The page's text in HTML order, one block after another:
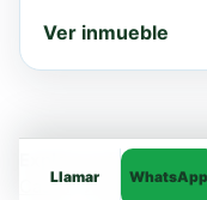
Ver inmueble
Llamar WhatsApp
Explora más
Casas·Apartamentos·